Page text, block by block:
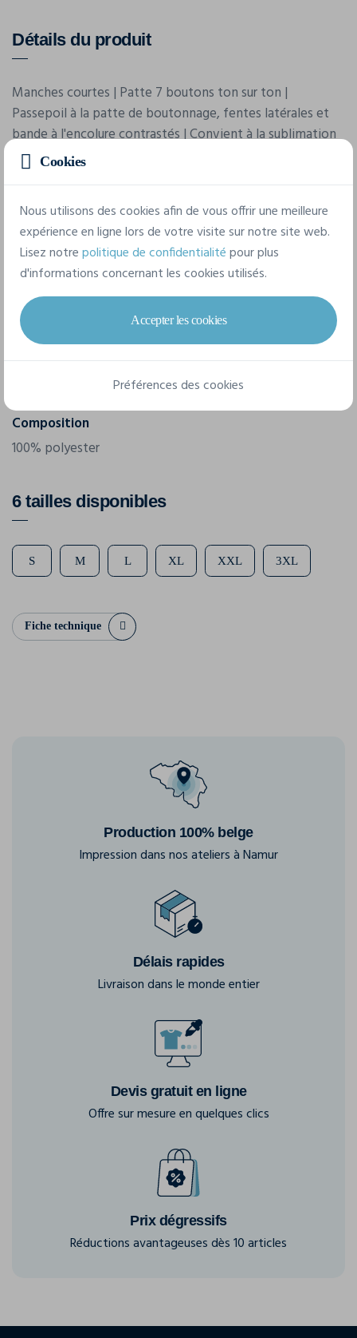
Détails du produit
Manches courtes | Patte 7 boutons ton sur ton |
Passepoil à la patte de boutonnage, fentes latérales et
bande à l'encolure contrastés | Convient à la sublimation
Marque
Sol's
Référence
01180
Grammage
Composition
100% polyester
6 tailles disponibles
S M L XL XXL 3XL
Fiche technique
Production 100% belge
Impression dans nos ateliers à Namur
Délais rapides
Livraison dans le monde entier
Devis gratuit en ligne
Offre sur mesure en quelques clics
Prix dégressifs
Réductions avantageuses dès 10 articles
Cookies
Nous utilisons des cookies afin de vous offrir une meilleure
expérience en ligne lors de votre visite sur notre site web.
Lisez notrepolitique de confidentialitépour plus
d'informations concernant les cookies utilisés.
Accepter les cookies
Préférences des cookies